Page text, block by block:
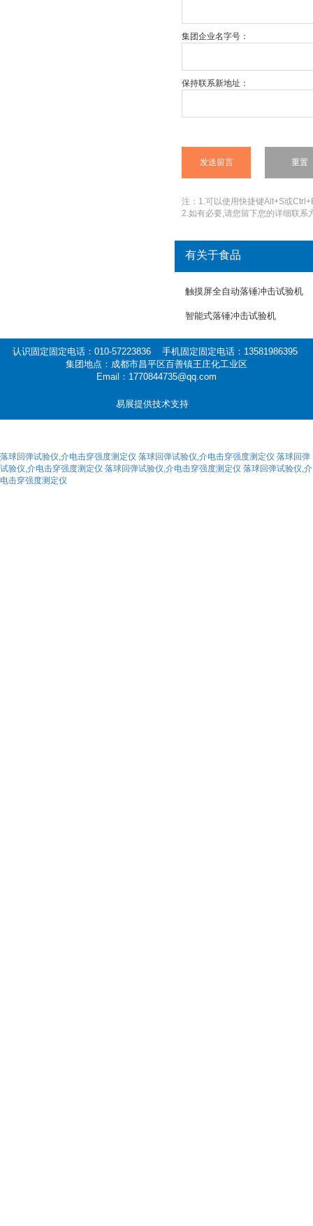
集团企业名字号：
保持联系新地址：
注：1.可以使用快捷键Alt+S或
2.如有必要,请您留下您的详细联系
有关于食品
触摸屏全自动落锤冲击试验机
智能式落锤冲击试验机
认识固定固定电话：010-57223836 手机固定固定电话：13581986395
集团地点：成都市昌平区百善镇王庄化工业区
Email：1770844735@qq.com
易展提供技术支持
落球回弹试验仪,介电击穿强度测定仪 落球回弹试验仪,介电击穿强度测定仪 落球回弹
试验仪,介电击穿强度测定仪 落球回弹试验仪,介电击穿强度测定仪 落球回弹试验仪,介
电击穿强度测定仪